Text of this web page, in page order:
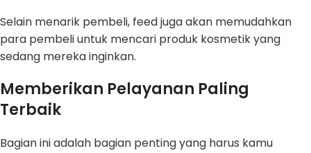
Selain menarik pembeli, feed juga akan memudahkan
para pembeli untuk mencari produk kosmetik yang
sedang mereka inginkan.
Memberikan Pelayanan Paling
Terbaik
Bagian ini adalah bagian penting yang harus kamu